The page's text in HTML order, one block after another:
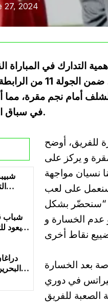
27, 2024
التدارك في المباراة
التي ستجمع الفريقين يوم
أمام نجم مقرة، مما
في سباق البقاء ضمن الأندية الكبرى.
شباب
يعود
يصف
اللاعبين في العالم”
للفريق، أوضح
و يركز على
نسيان مواجهة
سنعمل على لعب
و أضاف: “سنحضّر بشكل
عدم الخسارة و
بعد الخسارة
في دوري
الصعبة للفريق